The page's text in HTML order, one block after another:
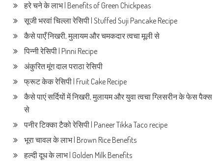
हरे चने के लाभ | Benefits of Green Chickpeas
सूजी भरवां चिल्ला रेसिपी | Stuffed Suji Pancake Recipe
कैसे पाएँ निखरी, मुलायम और चमकदार त्वचा मूली से
पिन्नी रेसिपी | Pinni Recipe
अंकुरित मूंग दाल पराठा रेसिपी
फ्रूट केक रेसिपी | Fruit Cake Recipe
कैसे पाएं सर्दियों में निखरी, मुलायम और युवा त्वचा ग्लिसरीन के फेस पैक्स
से
पनीर टिक्का टैको रेसिपी | Paneer Tikka Taco recipe
भूरा चावल के लाभ | Brown Rice Benefits
हल्दी दूध के लाभ | Golden Milk Benefits